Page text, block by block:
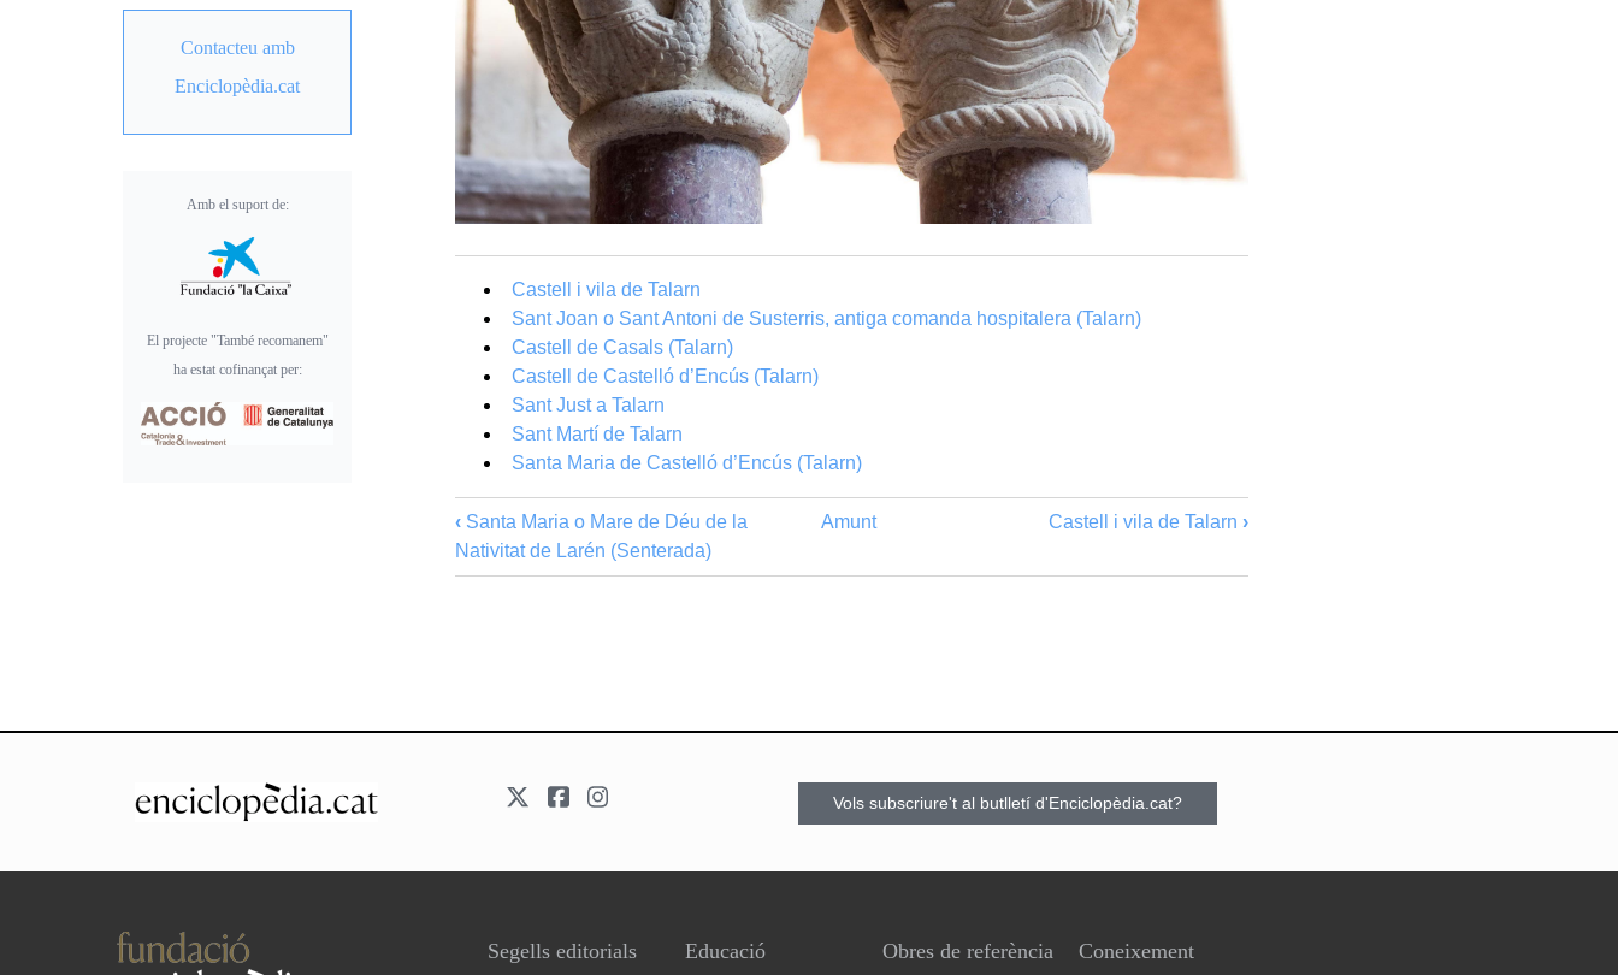
Castell i vila de Talarn
Sant Joan o Sant Antoni de Susterris, antiga comanda hospitalera (Talarn)
Castell de Casals (Talarn)
Castell de Castelló d’Encús (Talarn)
Sant Just a Talarn
Sant Martí de Talarn
Santa Maria de Castelló d’Encús (Talarn)
‹ Santa Maria o Mare de Déu de la
Nativitat de Larén (Senterada)
Amunt Castell i vila de Talarn ›
Contacteu amb
Enciclopèdia.cat
Amb el suport de:
El projecte "També recomanem"
ha estat cofinançat per:
Vols subscriure't al butlletí d'Enciclopèdia.cat?
Segells editorials Educació Obres de referència Coneixement